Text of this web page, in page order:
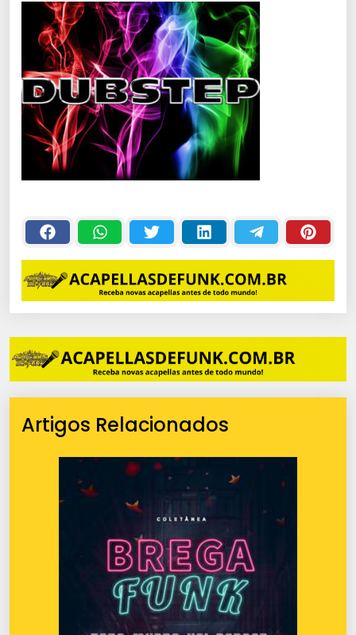
Artigos Relacionados